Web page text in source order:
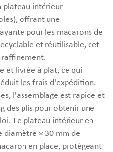
plateau intérieur
offrant une
pour les macarons de
et réutilisable, cet
et livrée à plat, ce qui
les frais d'expédition.
l'assemblage est rapide et
des plis pour obtenir une
Le plateau intérieur en
diamètre × 30 mm de
en place, protégeant